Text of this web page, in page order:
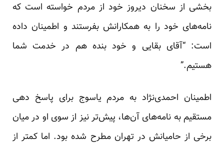
بخشی از سخنان دیروز خود از مردم خواسته است که
نامه‌های خود را به همکارانش بفرستند و اطمینان داده
است: “آقای بقایی و خود بنده هم در خدمت شما
هستیم.”
اطمینان احمدی‌نژاد به مردم یاسوج برای پاسخ دهی
مستقیم به نامه‌های آن‌ها، پیش‌تر نیز از سوی او در میان
برخی از حامیانش در تهران مطرح شده بود. اما کمتر از